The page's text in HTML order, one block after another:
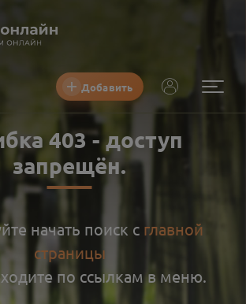
Добавить
403- доступ
запрещён.
начать поиск с главной
страницы
по ссылкам в меню.